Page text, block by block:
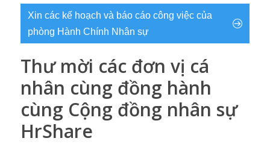
Xin các kế hoạch và báo cáo công việc của
phòng Hành Chính Nhân sự
Thư mời các đơn vị cá
nhân cùng đồng hành
cùng Cộng đồng nhân sự
HrShare